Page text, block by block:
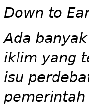
Down to
Ada
iklim yang
isu
pemerintah